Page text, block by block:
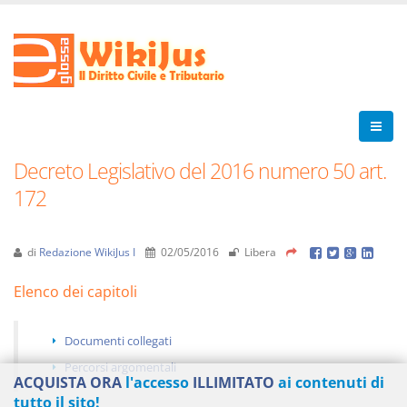
Decreto Legislativo del 2016 numero 50 art.
172
di Redazione WikiJus I 02/05/2016 Libera
Elenco dei capitoli
Documenti collegati
Percorsi argomentali
ACQUISTA ORA l'accesso ILLIMITATO ai contenuti di
tutto il sito!